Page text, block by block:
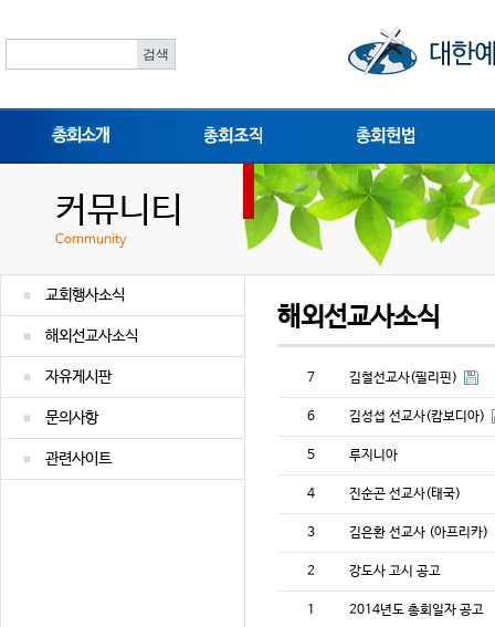
총회소개 총회조직 총회헌법
커뮤니티
Community
교회행사소식
해외선교사소식
자유게시판
문의사항
관련사이트
해외선교사소식
7 김철선교사(필리핀)
6 김성섭 선교사(캄보디아)
5 루지니아
4 진순곤 선교사(태국)
3 김은환 선교사 (아프리카)
2 강도사 고시 공고
1 2014년도 총회일자 공고